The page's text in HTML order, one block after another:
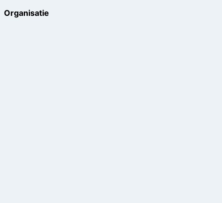
Organisatie